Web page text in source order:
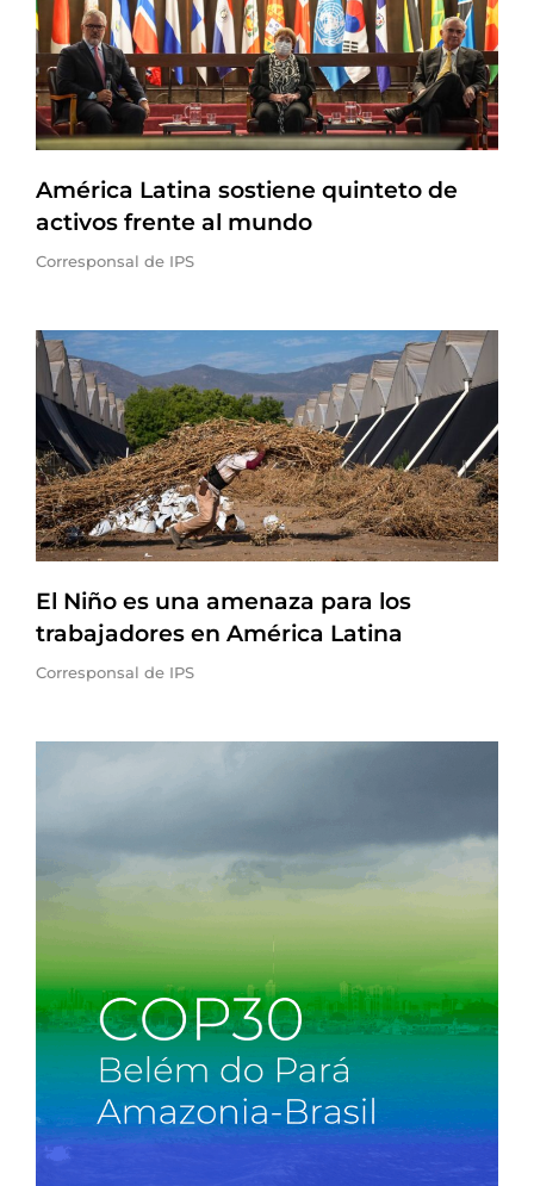
América Latina sostiene quinteto de
activos frente al mundo
Corresponsal de IPS
El Niño es una amenaza para los
trabajadores en América Latina
Corresponsal de IPS